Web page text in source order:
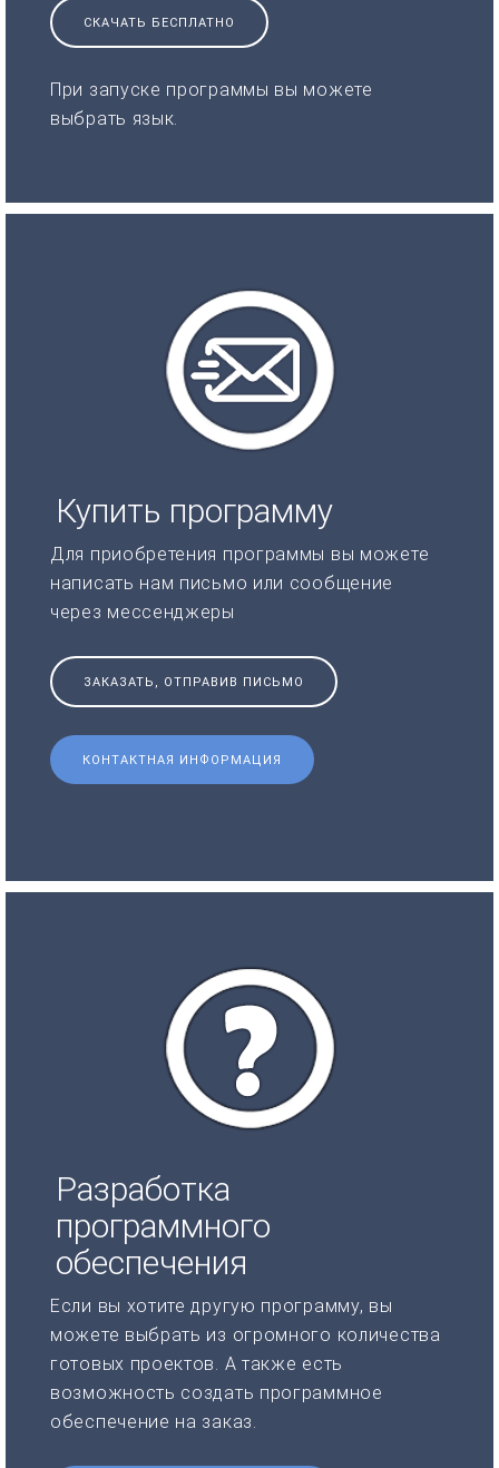
СКАЧАТЬ БЕСПЛАТНО
При запуске программы вы можете
выбрать язык.
Купить программу
Для приобретения программы вы можете
написать нам письмо или сообщение
через мессенджеры
ЗАКАЗАТЬ, ОТПРАВИВ ПИСЬМО
КОНТАКТНАЯ ИНФОРМАЦИЯ
Разработка
программного
обеспечения
Если вы хотите другую программу, вы
можете выбрать из огромного количества
готовых проектов. А также есть
возможность создать программное
обеспечение на заказ.